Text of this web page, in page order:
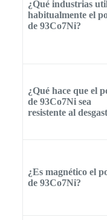
¿Qué industrias
habitualmente el
de 93Co7Ni?
¿Qué hace que el
de 93Co7Ni sea
resistente al
¿Es magnético el
de 93Co7Ni?